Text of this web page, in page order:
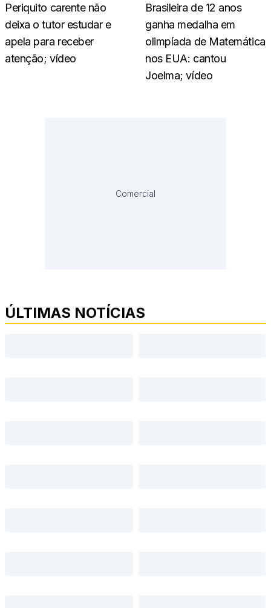
Periquito carente não
deixa o tutor estudar e
apela para receber
atenção; vídeo
Brasileira de 12 anos
ganha medalha em
olimpíada de Matemática
nos EUA: cantou
Joelma; vídeo
Comercial
ÚLTIMAS NOTÍCIAS